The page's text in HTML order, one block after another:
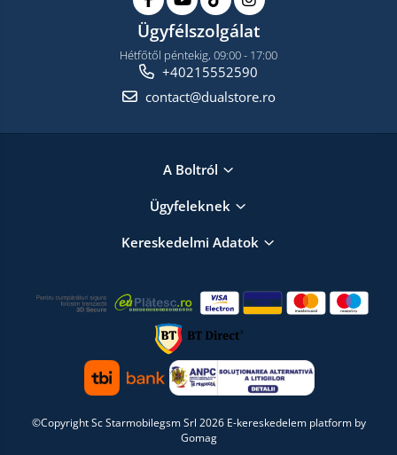
Ügyfélszolgálat
Hétfőtől péntekig, 09:00 - 17:00
+40215552590
contact@dualstore.ro
A Boltról
Ügyfeleknek
Kereskedelmi Adatok
©Copyright Sc Starmobilegsm Srl 2026 E-kereskedelem platform by
Gomag